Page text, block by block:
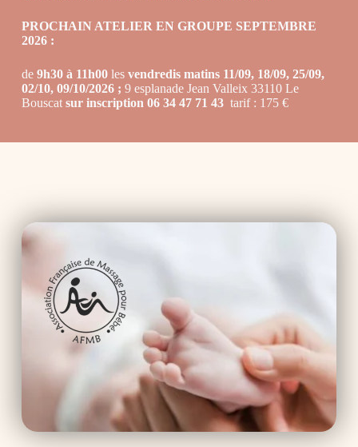
PROCHAIN ATELIER EN GROUPE SEPTEMBRE
2026 :
de 9h30 à 11h00les vendredis matins 11/09, 18/09, 25/09,
02/10, 09/10/2026 ; 9 esplanade Jean Valleix 33110 Le
Bouscatsur inscription 06 34 47 71 43tarif : 175 €